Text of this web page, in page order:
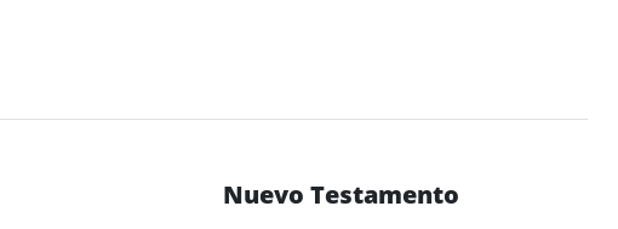
Nuevo Testamento